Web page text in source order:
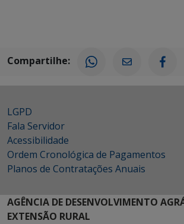
Compartilhe:
LGPD
Fala Servidor
Acessibilidade
Ordem Cronológica de Pagamentos
Planos de Contratações Anuais
AGÊNCIA DE DESENVOLVIMENTO
EXTENSÃO RURAL